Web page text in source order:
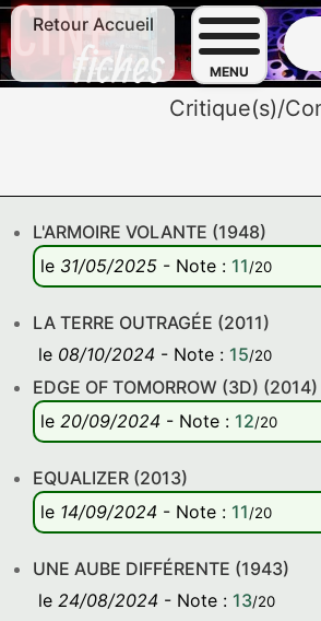
Retour Accueil
MENU
Critique(s)/
L'ARMOIRE VOLANTE (1948)
le 31/05/2025 - Note : 11/20
LA TERRE OUTRAGÉE (2011)
le 08/10/2024 - Note : 15/20
EDGE OF TOMORROW (3D) (2014)
le 20/09/2024 - Note : 12/20
EQUALIZER (2013)
le 14/09/2024 - Note : 11/20
UNE AUBE DIFFÉRENTE (1943)
le 24/08/2024 - Note : 13/20